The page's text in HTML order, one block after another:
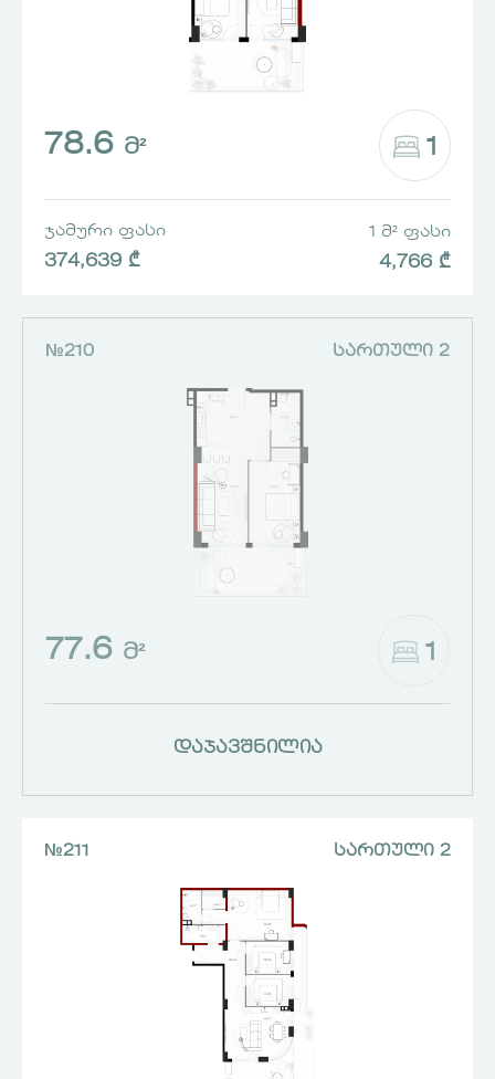
78.6 Მ² 1
ᲯᲐᲛᲣᲠᲘ ᲤᲐᲡᲘ
374,639 ₾
1 Მ² ᲤᲐᲡᲘ
4,766 ₾
№210 ᲡᲐᲠᲗᲣᲚᲘ 2
77.6 Მ² 1
დაჯავშნილია
№211 ᲡᲐᲠᲗᲣᲚᲘ 2